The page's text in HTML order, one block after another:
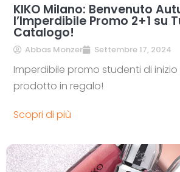
KIKO Milano: Benvenuto
l’Imperdibile Promo 2+1 su
Catalogo!
Abbas Monzer Settembre 17, 2024
Imperdibile promo studenti di inizio
prodotto in regalo!
Scopri di più